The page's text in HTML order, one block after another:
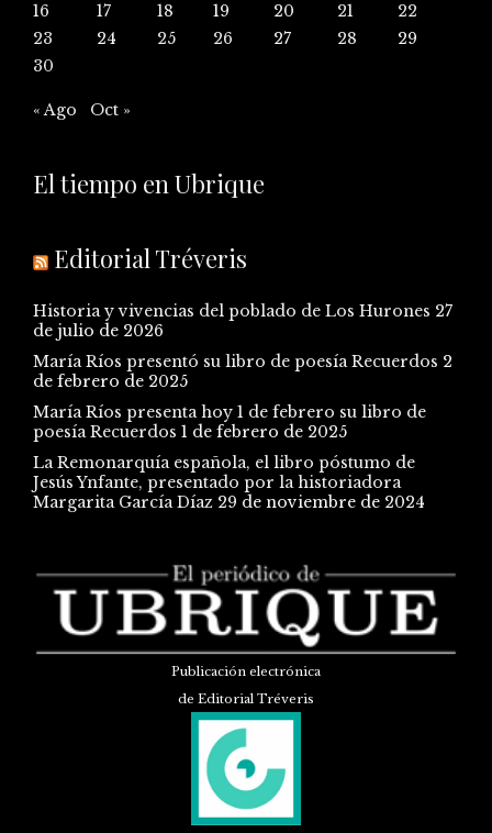
16
17 18 19 20 21
22
23
24 25 26 27 28
29
30
« Ago Oct »
El tiempo en Ubrique
Editorial Tréveris
Historia y vivencias del poblado de Los Hurones 27
de julio de 2026
María Ríos presentó su libro de poesía Recuerdos 2
de febrero de 2025
María Ríos presenta hoy 1 de febrero su libro de
poesía Recuerdos 1 de febrero de 2025
La Remonarquía española, el libro póstumo de
Jesús Ynfante, presentado por la historiadora
Margarita García Díaz 29 de noviembre de 2024
Publicación electrónica
de Editorial Tréveris